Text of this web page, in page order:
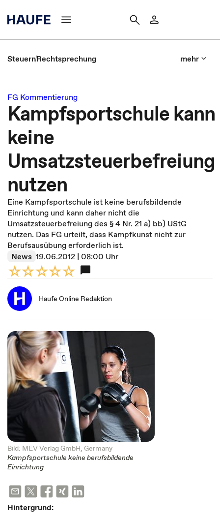
SteuernRechtsprechung mehr
FG Kommentierung
Kampfsportschule kann
keine
Umsatzsteuerbefreiung
nutzen
Eine Kampfsportschule ist keine berufsbildende
Einrichtung und kann daher nicht die
Umsatzsteuerbefreiung des § 4 Nr. 21 a) bb) UStG
nutzen. Das FG urteilt, dass Kampfkunst nicht zur
Berufsausübung erforderlich ist.
News 19.06.2012 | 08:00 Uhr
Haufe Online Redaktion
Bild: MEV Verlag GmbH, Germany
Kampfsportschule keine berufsbildende
Einrichtung
Hintergrund: